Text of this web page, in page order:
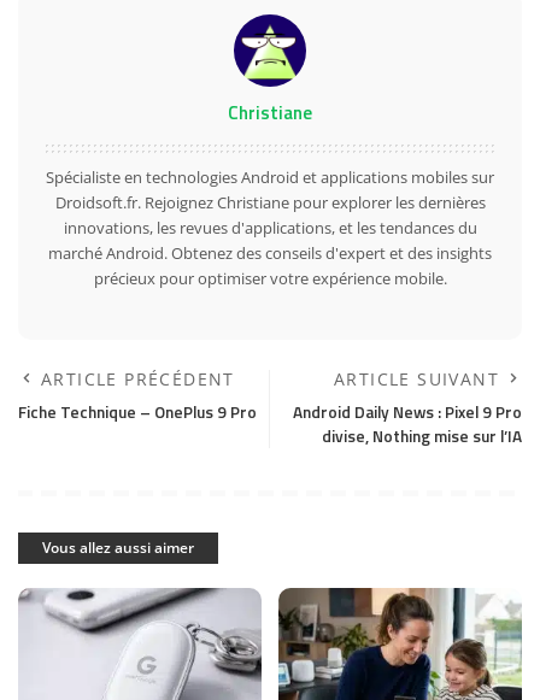
Christiane
Spécialiste en technologies Android et applications mobiles sur
Droidsoft.fr. Rejoignez Christiane pour explorer les dernières
innovations, les revues d'applications, et les tendances du
marché Android. Obtenez des conseils d'expert et des insights
précieux pour optimiser votre expérience mobile.
ARTICLE PRÉCÉDENT
Fiche Technique – OnePlus 9 Pro
ARTICLE SUIVANT
Android Daily News : Pixel 9 Pro
divise, Nothing mise sur l’IA
Vous allez aussi aimer